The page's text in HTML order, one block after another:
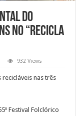
do
no “Recicla
932 Views
nas três
Festival Folclórico